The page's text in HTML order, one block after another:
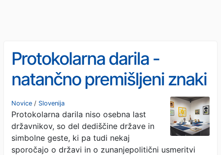
Protokolarna darila -
natančno premišljeni znaki
pozornosti in
medsebojnega
spoštovanja držav
Novice / Slovenija
Protokolarna darila niso osebna last
državnikov, so del dediščine države in
simbolne geste, ki pa tudi nekaj
sporočajo o državi in o zunanjepolitični usmeritvi